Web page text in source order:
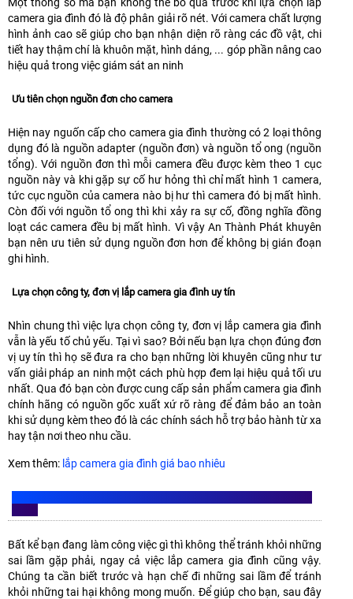
camera gia đình đó là độ phân giải rõ nét. Với camera chất lượng
hình ảnh cao sẽ giúp cho bạn nhận diện rõ ràng các đồ vật, chi
tiết hay thậm chí là khuôn mặt, hình dáng, ... góp phần nâng cao
hiệu quả trong việc giám sát an ninh
Ưu tiên chọn nguồn đơn cho camera
Hiện nay nguốn cấp cho camera gia đình thường có 2 loại thông
dụng đó là nguồn adapter (nguồn đơn) và nguồn tổ ong (nguồn
tổng). Với nguồn đơn thì mỗi camera đều được kèm theo 1 cục
nguồn này và khi gặp sự cố hư hỏng thì chỉ mất hình 1 camera,
tức cục nguồn của camera nào bị hư thì camera đó bị mất hình.
Còn đối với nguồn tổ ong thì khi xảy ra sự cố, đồng nghĩa đồng
loạt các camera đều bị mất hình. Vì vậy An Thành Phát khuyên
bạn nên ưu tiên sử dụng nguồn đơn hơn để không bị gián đoạn
ghi hình.
Lựa chọn công ty, đơn vị lắp camera gia đình uy tín
Nhìn chung thì việc lựa chọn công ty, đơn vị lắp camera gia đình
vẫn là yếu tố chủ yếu. Tại vì sao? Bởi nếu bạn lựa chọn đúng đơn
vị uy tín thì họ sẽ đưa ra cho bạn những lời khuyên cũng như tư
vấn giải pháp an ninh một cách phù hợp đem lại hiệu quả tối ưu
nhất. Qua đó bạn còn được cung cấp sản phẩm camera gia đình
chính hãng có nguồn gốc xuất xứ rõ ràng để đảm bảo an toàn
khi sử dụng kèm theo đó là các chính sách hỗ trợ bảo hành từ xa
hay tận nơi theo nhu cầu.
Xem thêm: lắp camera gia đình giá bao nhiêu
Bất kể bạn đang làm công việc gì thì không thể tránh khỏi những
sai lầm gặp phải, ngay cả việc lắp camera gia đình cũng vậy.
Chúng ta cần biết trước và hạn chế đi những sai lầm để tránh
khỏi những tai hại không mong muốn. Để giúp cho bạn, sau đây